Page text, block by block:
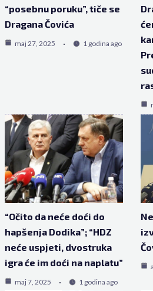
“posebnu poruku”, tiče se
Dragana Čovića
maj 27, 2025 1 godina ago
“Očito da neće doći do
hapšenja Dodika”; “HDZ
neće uspjeti, dvostruka
igra će im doći na naplatu”
maj 7, 2025 1 godina ago